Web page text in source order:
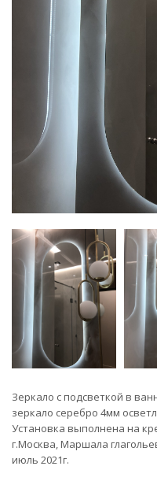
Зеркало с подсветкой в
зеркало серебро 4мм
Установка выполнена на
г.Москва, Маршала
июль 2021г.